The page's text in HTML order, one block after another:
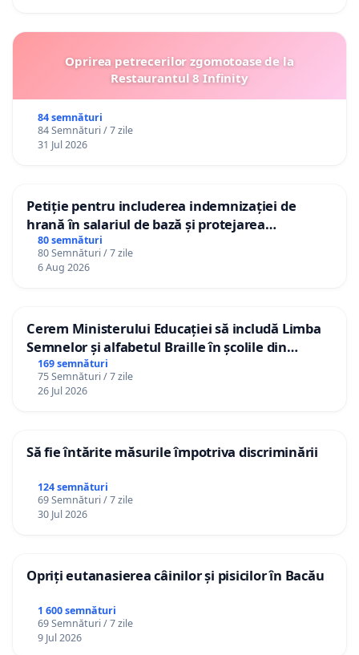
Oprirea petrecerilor zgomotoase de la
Restaurantul 8 Infinity
84 semnături
84 Semnături / 7 zile
31 Jul 2026
Petiție pentru includerea indemnizației de
hrană în salariul de bază și protejarea
gradațiilor de vechime pentru asistenții
personali
80 semnături
80 Semnături / 7 zile
6 Aug 2026
Cerem Ministerului Educației să includă Limba
Semnelor și alfabetul Braille în școlile din
Republica Moldova!
169 semnături
75 Semnături / 7 zile
26 Jul 2026
Să fie întărite măsurile împotriva discriminării
124 semnături
69 Semnături / 7 zile
30 Jul 2026
Opriți eutanasierea câinilor și pisicilor în Bacău
1 600 semnături
69 Semnături / 7 zile
9 Jul 2026